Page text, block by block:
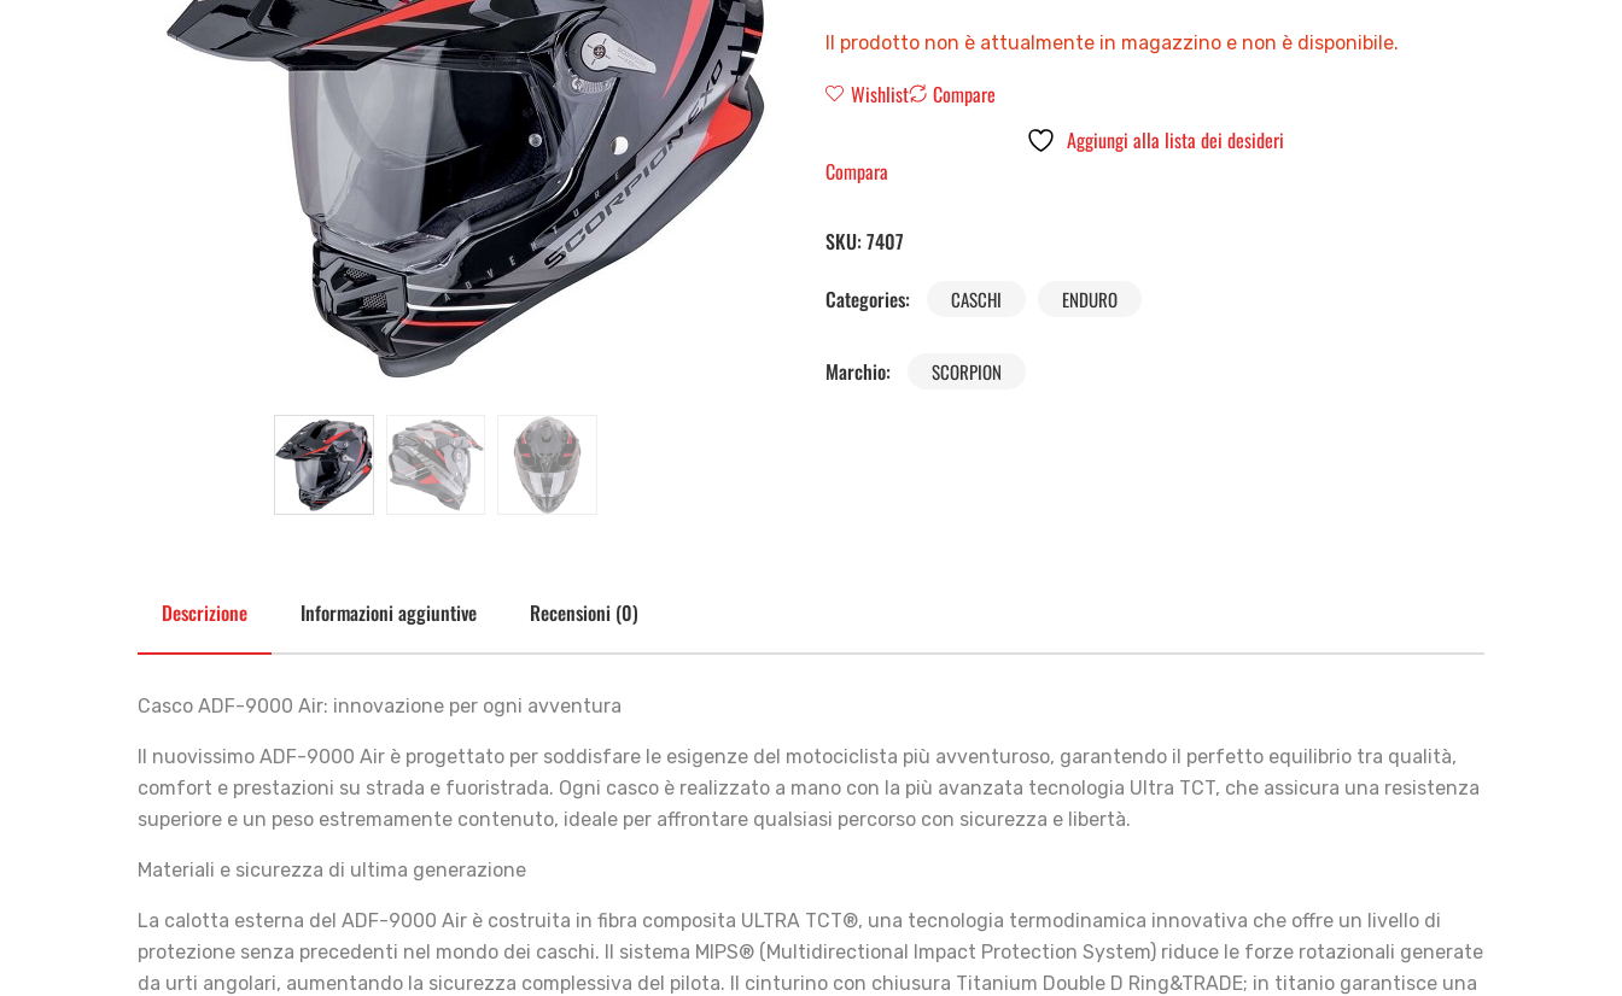
Il prodotto non è attualmente in magazzino e non è disponibile.
Wishlist
Compare
Aggiungi alla lista dei desideri
Compara
SKU: 7407
Categories:
CASCHI ENDURO
Marchio: SCORPION
Descrizione Informazioni aggiuntive Recensioni (0)
Casco ADF-9000 Air: innovazione per ogni avventura
Il nuovissimo ADF-9000 Air è progettato per soddisfare le esigenze del motociclista più avventuroso, garantendo il perfetto equilibrio tra qualità,
comfort e prestazioni su strada e fuoristrada. Ogni casco è realizzato a mano con la più avanzata tecnologia Ultra TCT, che assicura una resistenza
superiore e un peso estremamente contenuto, ideale per affrontare qualsiasi percorso con sicurezza e libertà.
Materiali e sicurezza di ultima generazione
La calotta esterna del ADF-9000 Air è costruita in fibra composita ULTRA TCT®, una tecnologia termodinamica innovativa che offre un livello di
protezione senza precedenti nel mondo dei caschi. Il sistema MIPS® (Multidirectional Impact Protection System) riduce le forze rotazionali generate
da urti angolari, aumentando la sicurezza complessiva del pilota. Il cinturino con chiusura Titanium Double D Ring&TRADE; in titanio garantisce una